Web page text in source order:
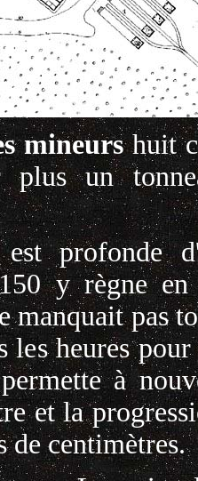
mineurshuit
un
est profonde
y règne
manquait pas
les heures
à
et la
de centimètres.